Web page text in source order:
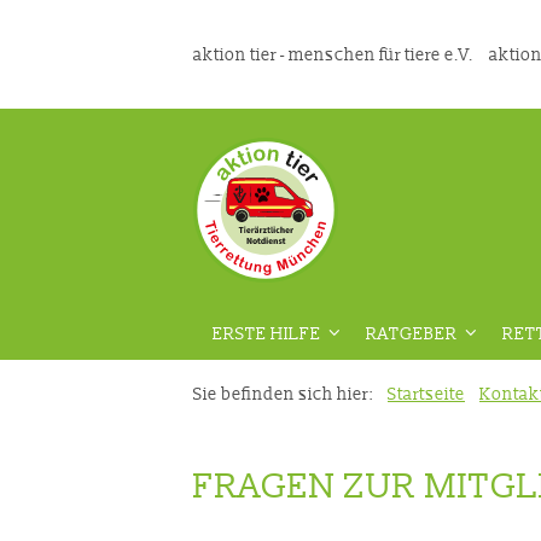
aktion tier - menschen für tiere e.V.
ERSTE HILFE
DIE RICHTIGE VORBEREITUNG
RATGEBER
AUS DER
Sie befinden sich hier: Startseite
FRAGEN ZUR